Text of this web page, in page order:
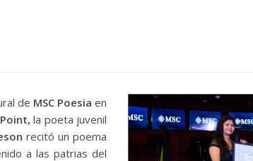
de MSC Poesia en
la poeta juvenil
recitó un poema
a las patrias del